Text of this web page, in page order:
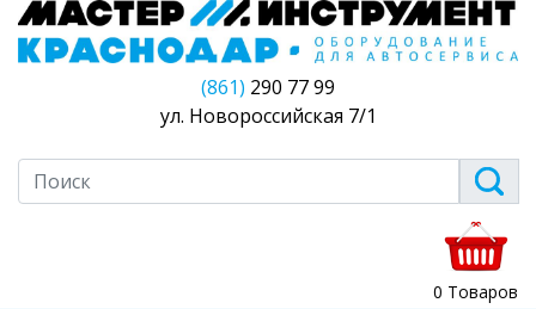
(861) 290 77 99
ул. Новороссийская 7/1
0 Товаров